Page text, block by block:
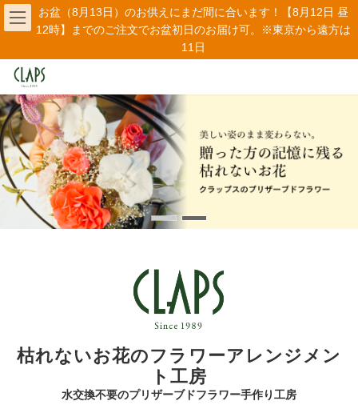
コ
ン
テ
ツ
ス
キ
ッ
プ
ナ
ビ
ゲ
シ
ン
に
移
動
お盆（8月13日）のお供えにまだ間に合います！【8月12日 昼
12時】までのご注文でお盆初日のお届け可。※東京から遠方は
11日
枯れないお花のフラワーアレンジメン
ト工房
水交換不要のプリザーブドフラワー手作り工房